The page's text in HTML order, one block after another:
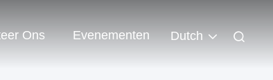
Ons Evenementen Dutch